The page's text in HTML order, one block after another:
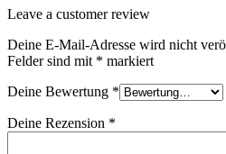
Leave a customer review
Deine E-Mail-Adresse wird nicht
Felder sind mit * markiert
Deine Bewertung *
Deine Rezension *